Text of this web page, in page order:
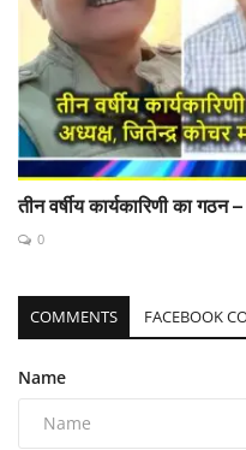
तीन वर्षीय कार्यकारिणी का
0
COMMENTS FACEBOOK
Name